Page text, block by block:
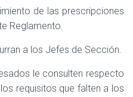
de las prescripciones
Reglamento.
a los Jefes de Sección.
le consulten respecto
requisitos que falten a los